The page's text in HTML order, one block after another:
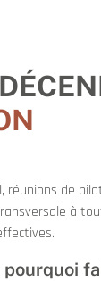
réunions de
à